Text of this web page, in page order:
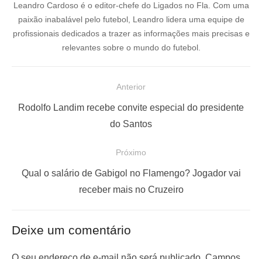
Leandro Cardoso é o editor-chefe do Ligados no Fla. Com uma
paixão inabalável pelo futebol, Leandro lidera uma equipe de
profissionais dedicados a trazer as informações mais precisas e
relevantes sobre o mundo do futebol.
o
Anterior
P
a
i
Rodolfo Landim recebe convite especial do presidente
do Santos
Próximo
P
m
Qual o salário de Gabigol no Flamengo? Jogador vai
receber mais no Cruzeiro
Deixe um comentário